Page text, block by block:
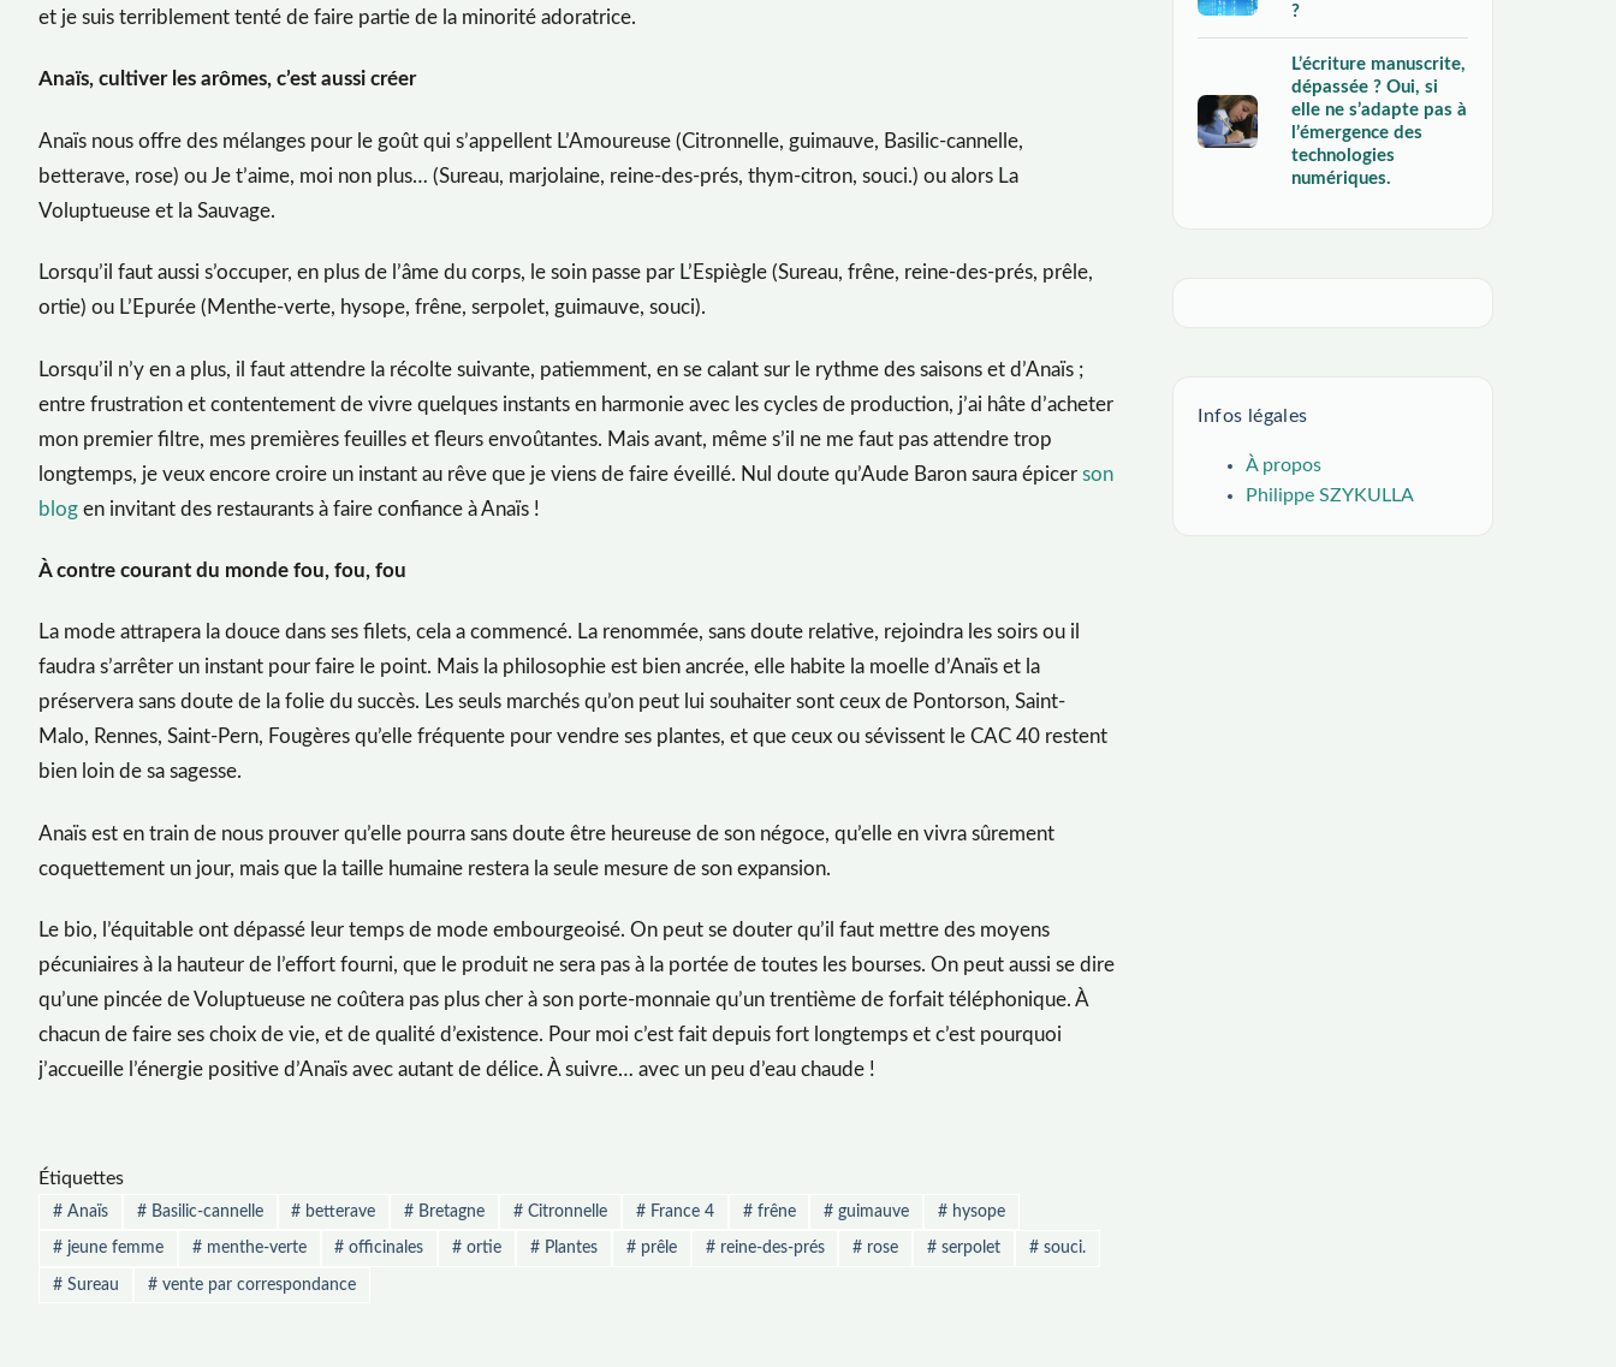
et je suis terriblement tenté de faire partie de la minorité adoratrice.
Anaïs, cultiver les arômes, c’est aussi créer
Anaïs nous offre des mélanges pour le goût qui s’appellent L’Amoureuse (Citronnelle, guimauve, Basilic-cannelle,
betterave, rose) ou Je t’aime, moi non plus… (Sureau, marjolaine, reine-des-prés, thym-citron, souci.) ou alors La
Voluptueuse et la Sauvage.
Lorsqu’il faut aussi s’occuper, en plus de l’âme du corps, le soin passe par L’Espiègle (Sureau, frêne, reine-des-prés, prêle,
ortie) ou L’Epurée (Menthe-verte, hysope, frêne, serpolet, guimauve, souci).
Lorsqu’il n’y en a plus, il faut attendre la récolte suivante, patiemment, en se calant sur le rythme des saisons et d’Anaïs ;
entre frustration et contentement de vivre quelques instants en harmonie avec les cycles de production, j’ai hâte d’acheter
mon premier filtre, mes premières feuilles et fleurs envoûtantes. Mais avant, même s’il ne me faut pas attendre trop
longtemps, je veux encore croire un instant au rêve que je viens de faire éveillé. Nul doute qu’Aude Baron saura épicer son
blog en invitant des restaurants à faire confiance à Anaïs !
À contre courant du monde fou, fou, fou
La mode attrapera la douce dans ses filets, cela a commencé. La renommée, sans doute relative, rejoindra les soirs ou il
faudra s’arrêter un instant pour faire le point. Mais la philosophie est bien ancrée, elle habite la moelle d’Anaïs et la
préservera sans doute de la folie du succès. Les seuls marchés qu’on peut lui souhaiter sont ceux de Pontorson, Saint-
Malo, Rennes, Saint-Pern, Fougères qu’elle fréquente pour vendre ses plantes, et que ceux ou sévissent le CAC 40 restent
bien loin de sa sagesse.
Anaïs est en train de nous prouver qu’elle pourra sans doute être heureuse de son négoce, qu’elle en vivra sûrement
coquettement un jour, mais que la taille humaine restera la seule mesure de son expansion.
Le bio, l’équitable ont dépassé leur temps de mode embourgeoisé. On peut se douter qu’il faut mettre des moyens
pécuniaires à la hauteur de l’effort fourni, que le produit ne sera pas à la portée de toutes les bourses. On peut aussi se dire
qu’une pincée de Voluptueuse ne coûtera pas plus cher à son porte-monnaie qu’un trentième de forfait téléphonique. À
chacun de faire ses choix de vie, et de qualité d’existence. Pour moi c’est fait depuis fort longtemps et c’est pourquoi
j’accueille l’énergie positive d’Anaïs avec autant de délice. À suivre… avec un peu d’eau chaude !
Étiquettes
#Anaïs #Basilic-cannelle # betterave # Bretagne # Citronnelle #France 4 #frêne # guimauve # hysope
#jeune femme #menthe-verte # officinales # ortie # Plantes #prêle #reine-des-prés # rose # serpolet #souci.
#Sureau #vente par correspondance
?
L’écriture manuscrite,
dépassée ? Oui, si
elle ne s’adapte pas à
l’émergence des
technologies
numériques.
Infos légales
À propos
Philippe SZYKULLA